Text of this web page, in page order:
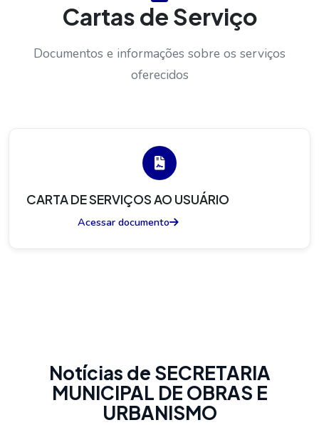
Cartas de Serviço
Documentos e informações sobre os serviços
oferecidos
CARTA DE SERVIÇOS AO USUÁRIO
Acessar documento
Notícias de SECRETARIA
MUNICIPAL DE OBRAS E
URBANISMO